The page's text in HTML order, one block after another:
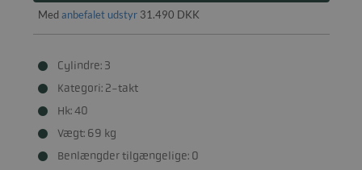
Med anbefalet udstyr31.490 DKK
Cylindre: 3
Kategori: 2-takt
Hk: 40
Vægt: 69 kg
Benlængder tilgængelige: 0